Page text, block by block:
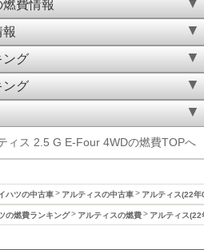
費情報
ング
ング
ィス 2.5 G E-Four 4WDの燃費TOPへ
ハツの中古車 アルティスの中古車 アルティス(22
の燃費ランキング アルティスの燃費 アルティス